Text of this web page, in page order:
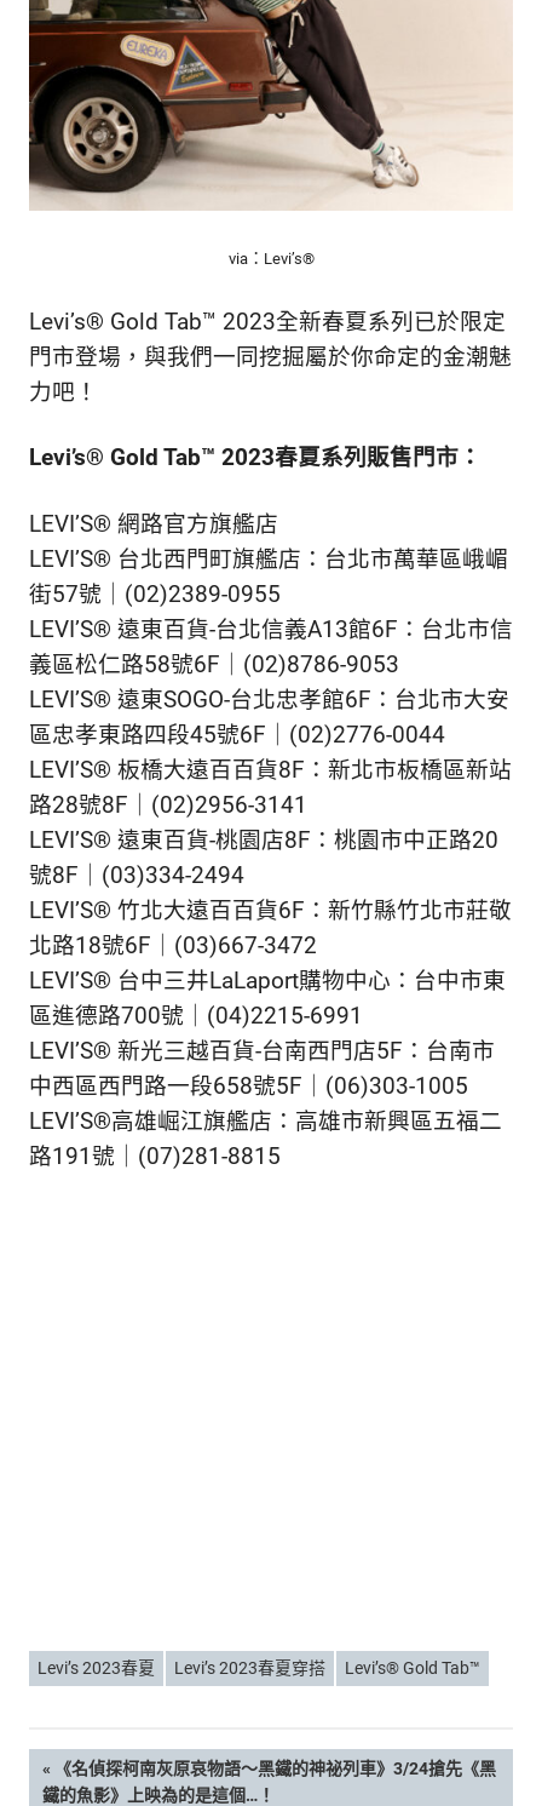
via：Levi’s®
Levi’s® Gold Tab™ 2023全新春夏系列已於限定
門市登場，與我們一同挖掘屬於你命定的金潮魅
力吧！
Levi’s® Gold Tab™ 2023春夏系列販售門市：
LEVI’S® 網路官方旗艦店
LEVI’S® 台北西門町旗艦店： 台北市萬華區峨嵋
街57號｜(02)2389-0955
LEVI’S® 遠東百貨-台北信義A13館6F： 台北市信
義區松仁路58號6F｜(02)8786-9053
LEVI’S® 遠東SOGO-台北忠孝館6F： 台北市大安
區忠孝東路四段45號6F｜(02)2776-0044
LEVI’S® 板橋大遠百百貨8F： 新北市板橋區新站
路28號8F｜(02)2956-3141
LEVI’S® 遠東百貨-桃園店8F： 桃園市中正路20
號8F｜(03)334-2494
LEVI’S® 竹北大遠百百貨6F： 新竹縣竹北市莊敬
北路18號6F｜(03)667-3472
LEVI’S® 台中三井LaLaport購物中心： 台中市東
區進德路700號｜(04)2215-6991
LEVI’S® 新光三越百貨-台南西門店5F： 台南市
中西區西門路一段658號5F｜(06)303-1005
LEVI’S®高雄崛江旗艦店： 高雄市新興區五福二
路191號｜(07)281-8815
Levi’s 2023春夏 Levi’s 2023春夏穿搭 Levi’s® Gold Tab™
文
PREVIOUS
POST:
《名偵探柯南灰原哀物語〜黑鐵的神祕列車》3/24搶先《黑
鐵的魚影》上映為的是這個…！